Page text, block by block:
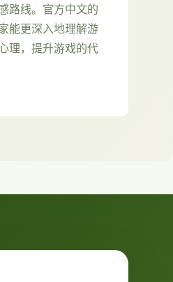
路线。官方中文的
能更深入地理解游
理，提升游戏的代